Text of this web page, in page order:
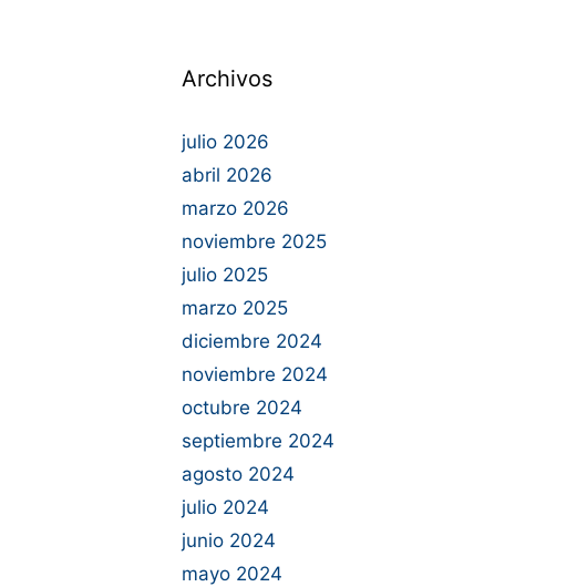
Archivos
julio 2026
abril 2026
marzo 2026
noviembre 2025
julio 2025
marzo 2025
diciembre 2024
noviembre 2024
octubre 2024
septiembre 2024
agosto 2024
julio 2024
junio 2024
mayo 2024